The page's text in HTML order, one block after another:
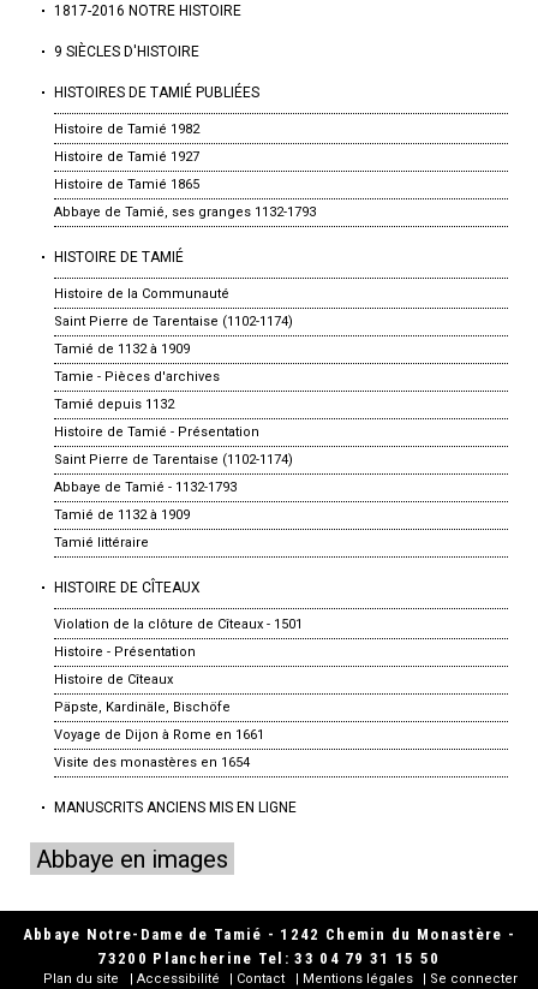
1817-2016 NOTRE HISTOIRE
9 SIÈCLES D'HISTOIRE
HISTOIRES DE TAMIÉ PUBLIÉES
Histoire de Tamié 1982
Histoire de Tamié 1927
Histoire de Tamié 1865
Abbaye de Tamié, ses granges 1132-1793
HISTOIRE DE TAMIÉ
Histoire de la Communauté
Saint Pierre de Tarentaise (1102-1174)
Tamié de 1132 à 1909
Tamie - Pièces d'archives
Tamié depuis 1132
Histoire de Tamié - Présentation
Saint Pierre de Tarentaise (1102-1174)
Abbaye de Tamié - 1132-1793
Tamié de 1132 à 1909
Tamié littéraire
HISTOIRE DE CÎTEAUX
Violation de la clôture de Cîteaux - 1501
Histoire - Présentation
Histoire de Cîteaux
Päpste, Kardinäle, Bischöfe
Voyage de Dijon à Rome en 1661
Visite des monastères en 1654
MANUSCRITS ANCIENS MIS EN LIGNE
Abbaye en images
Abbaye Notre-Dame de Tamié - 1242 Chemin du Monastère -
73200 Plancherine Tel: 33 04 79 31 15 50
Plan du site Accessibilité Contact Mentions légales
Se connecter